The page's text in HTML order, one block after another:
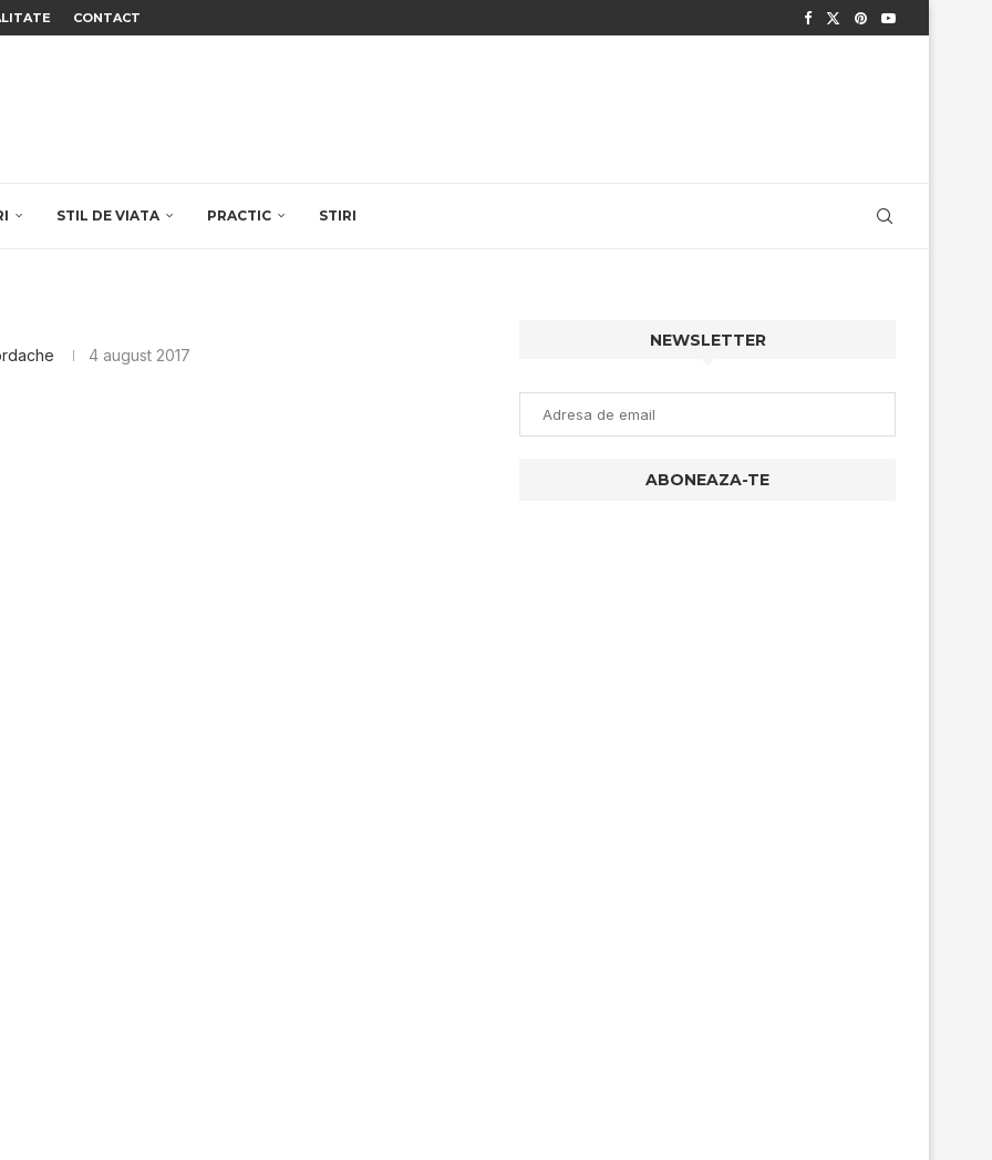
CONTACT
STIL DE VIATA PRACTIC STIRI
4 august 2017
NEWSLETTER